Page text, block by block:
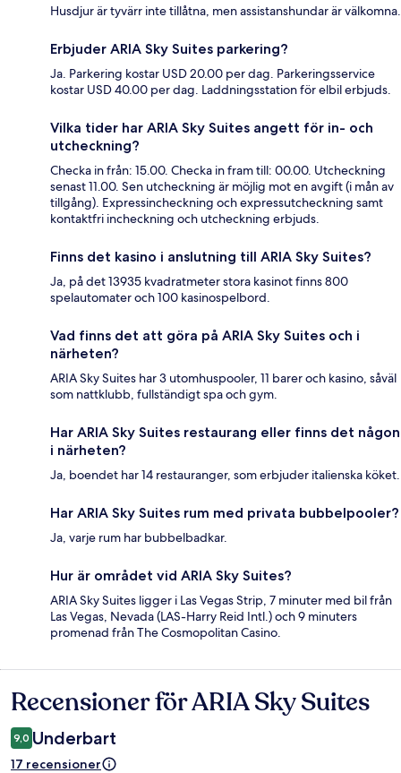
Husdjur är tyvärr inte tillåtna, men assistanshundar är välkomna.
Erbjuder ARIA Sky Suites parkering?
Ja. Parkering kostar USD 20.00 per dag. Parkeringsservice
kostar USD 40.00 per dag. Laddningsstation för elbil erbjuds.
Vilka tider har ARIA Sky Suites angett för in- och
utcheckning?
Checka in från: 15.00. Checka in fram till: 00.00. Utcheckning
senast 11.00. Sen utcheckning är möjlig mot en avgift (i mån av
tillgång). Expressincheckning och expressutcheckning samt
kontaktfri incheckning och utcheckning erbjuds.
Finns det kasino i anslutning till ARIA Sky Suites?
Ja, på det 13935 kvadratmeter stora kasinot finns 800
spelautomater och 100 kasinospelbord.
Vad finns det att göra på ARIA Sky Suites och i
närheten?
ARIA Sky Suites har 3 utomhuspooler, 11 barer och kasino, såväl
som nattklubb, fullständigt spa och gym.
Har ARIA Sky Suites restaurang eller finns det någon
i närheten?
Ja, boendet har 14 restauranger, som erbjuder italienska köket.
Har ARIA Sky Suites rum med privata bubbelpooler?
Ja, varje rum har bubbelbadkar.
Hur är området vid ARIA Sky Suites?
ARIA Sky Suites ligger i Las Vegas Strip, 7 minuter med bil från
Las Vegas, Nevada (LAS-Harry Reid Intl.) och 9 minuters
promenad från The Cosmopolitan Casino.
Recensioner
Recensioner för ARIA Sky Suites
9,0 Underbart
17 recensioner